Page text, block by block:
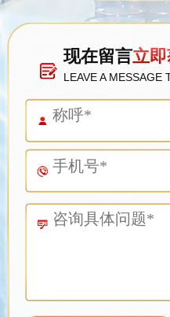
现在留言立
LEAVE A MESSAGE